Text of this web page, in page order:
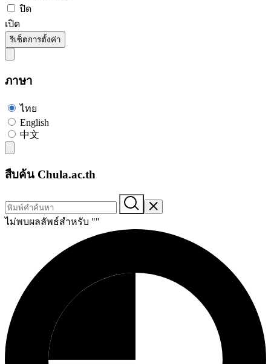
ปิด
เปิด
รีเซ็ตการตั้งค่า
ภาษา
ไทย
English
中文
สืบค้น Chula.ac.th
ไม่พบผลลัพธ์สำหรับ ""